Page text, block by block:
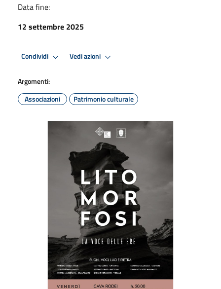
Data fine:
12 settembre 2025
Condividi Vedi azioni
Argomenti:
Associazioni
Patrimonio culturale